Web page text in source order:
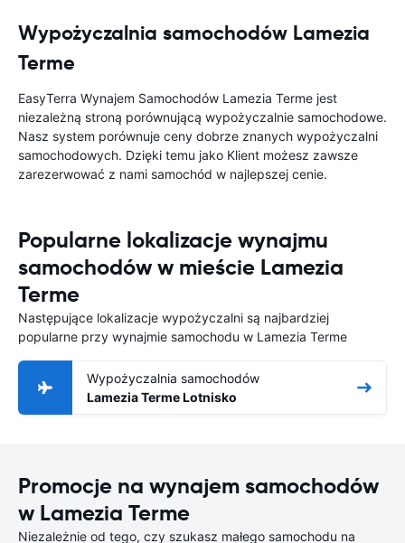
Wypożyczalnia samochodów Lamezia
Terme
EasyTerra Wynajem Samochodów Lamezia Terme jest
niezależną stroną porównującą wypożyczalnie samochodowe.
Nasz system porównuje ceny dobrze znanych wypożyczalni
samochodowych. Dzięki temu jako Klient możesz zawsze
zarezerwować z nami samochód w najlepszej cenie.
Popularne lokalizacje wynajmu
samochodów w mieście Lamezia
Terme
Następujące lokalizacje wypożyczalni są najbardziej
popularne przy wynajmie samochodu w Lamezia Terme
Wypożyczalnia samochodów
Lamezia Terme Lotnisko
Promocje na wynajem samochodów
w Lamezia Terme
Niezależnie od tego, czy szukasz małego samochodu na